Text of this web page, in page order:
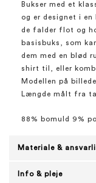
Bukser med et
og er designet i
de falder flot og
basisbuks, som
dem med en blød
shirt til, eller
Modellen på
Længde målt fra
88% bomuld 9%
Materiale &
Info & pleje